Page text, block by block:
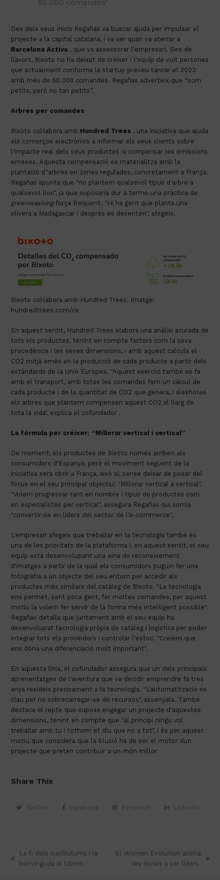
50.000 comandes”
Des dels seus inicis Regañas va buscar ajuda per impulsar el
projecte a la capital catalana, i va ser quan va aterrar a
Barcelona Activa , que va assessorar l'empresari. Des de
llavors, Bixoto no ha deixat de créixer i l'equip de vuit persones
que actualment conforma la startup preveu tancar el 2023
amb més de 50.000 comandes. Regañas adverteix que “som
petits, però no tan petits”.
Arbres per comandes
Bixoto col·labora amb Hundred Trees , una iniciativa que ajuda
els comerços electrònics a informar els seus clients sobre
l'impacte real dels seus productes ia compensar les emissions
emeses. Aquesta compensació es materialitza amb la
plantació d‟arbres en zones regulades, concretament a França.
Regañas apunta que "no plantem qualsevol tipus d'arbre a
qualsevol lloc", ja que suposaria dur a terme una pràctica de
greenwashingforça freqüent. "Hi ha gent que planta una
olivera a Madagascar i després es desentén", afegeix.
Bixoto col·labora amb Hundred Trees. Imatge:
hundredtrees.com/ca
En aquest sentit, Hundred Trees elabora una anàlisi acurada de
tots els productes, tenint en compte factors com la seva
procedència i les seves dimensions, i amb aquest calcula el
CO2 mitjà emès en la producció de cada producte a partir dels
estàndards de la Unió Europea. "Aquest exercici també es fa
amb el transport, amb totes les comandes fem un càlcul de
cada producte i de la quantitat de CO2 que genera, i aleshores
els arbres que plantem compensen aquest CO2 al llarg de
tota la vida", explica el cofundador .
La fórmula per créixer: “Millorar vertical i vertical”
De moment, els productes de Bixoto només arriben als
consumidors d'Espanya, però el moviment següent de la
iniciativa serà obrir a França, això sí, sense deixar de posar del
focus en el seu principal objectiu: "Millorar vertical a vertical".
"Volem progressar tant en nombre i tipus de productes com
en especialistes per vertical", assegura Regañas qui somia
"convertir-se en líders del sector de l'e-commerce".
L'empresari afegeix que treballar en la tecnologia també és
una de les prioritats de la plataforma i, en aquest sentit, el seu
equip està desenvolupant una eina de reconeixement
d'imatges a partir de la qual els consumidors puguin fer una
fotografia a un objecte del seu entorn per accedir als
productes més similars del catàleg de Bixoto. "La tecnologia
ens permet, sent poca gent, fer moltes comandes, per aquest
motiu la volem fer servir de la forma més intel·ligent possible".
Regañas detalla que juntament amb el seu equip ha
desenvolupat tecnologia pròpia de catàleg i logística per poder
integrar tots els proveïdors i controlar l'estoc. "Creiem que
ens dóna una diferenciació molt important".
En aquesta línia, el cofundador assegura que un dels principals
aprenentatges de l'aventura que va decidir emprendre fa tres
anys resideix precisament a la tecnologia. "L'automatització és
clau per no sobrecarregar-se de recursos", assenyala. També
destaca el repte que suposa engegar un projecte d'aquestes
dimensions, tenint en compte que "al principi ningú vol
treballar amb tu i tothom et diu que no a tot", i és per aquest
motiu que considera que la il·lusió ha de ser el motor dun
projecte que pretén contribuir a un món millor.
Share This
Twitter Facebook Pinterest LinkedIn
previous
La fi dels currículums i la
benvinguda al talent
El Women Evolution anima
les dones a ser líders.